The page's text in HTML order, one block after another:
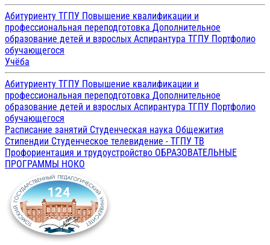
Абитуриенту ТГПУ Повышение квалификации и
профессиональная переподготовка Дополнительное
образование детей и взрослых Аспирантура ТГПУ Портфолио
обучающегося
Учёба
Абитуриенту ТГПУ Повышение квалификации и
профессиональная переподготовка Дополнительное
образование детей и взрослых Аспирантура ТГПУ Портфолио
обучающегося
Расписание занятий Студенческая наука Общежития
Стипендии Студенческое телевидение - ТГПУ ТВ
Профориентация и трудоустройство ОБРАЗОВАТЕЛЬНЫЕ
ПРОГРАММЫ НОКО